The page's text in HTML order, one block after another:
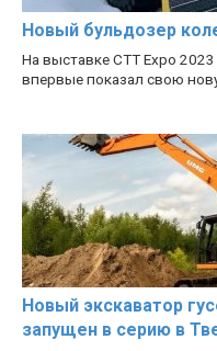
Новый бульдозер
На выставке CTT Expo
впервые показал свою
Новый экскаватор
запущен в серию в